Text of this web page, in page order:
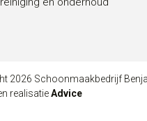
2026 Schoonmaakbedrijf
realisatieAdvice